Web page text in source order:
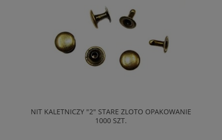
NIT KALETNICZY "2" STARE ZLOTO OPAKOWANIE
1000 SZT.